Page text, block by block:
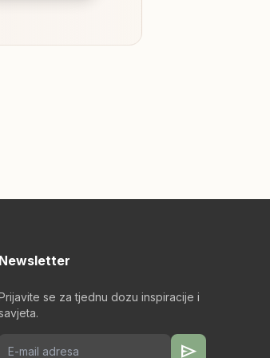
Newsletter
se za tjednu dozu inspiracije i
send